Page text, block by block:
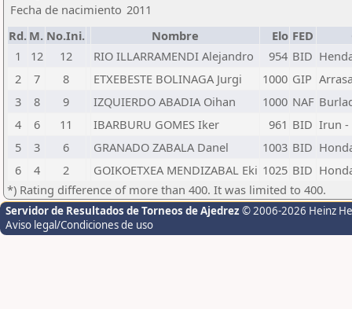
Fecha de nacimiento 2011
Rd. M. No.Ini. Nombre Elo FED
1
12 12 RIO ILLARRAMENDI Alejandro 954 BID
2
7 8 ETXEBESTE BOLINAGA Jurgi 1000 GIP
3
8 9 IZQUIERDO ABADIA Oihan 1000 NAF
4
6 11 IBARBURU GOMES Iker 961 BID Irun -
5
3 6 GRANADO ZABALA Danel 1003 BID
6
4 2 GOIKOETXEA MENDIZABAL Eki 1025 BID
*) Rating difference of more than 400. It was limited to 400.
Servidor de Resultados de Torneos de Ajedrez © 2006-2026 Heinz
Aviso legal/Condiciones de uso